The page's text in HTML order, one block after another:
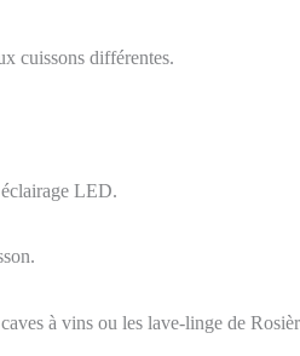
cuissons différentes.
LED.
à vins ou les lave-linge de